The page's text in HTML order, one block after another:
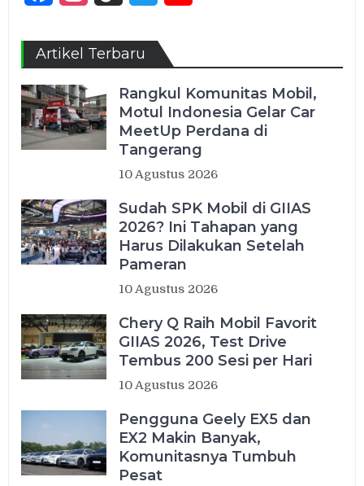
Artikel Terbaru
Rangkul Komunitas Mobil,
Motul Indonesia Gelar Car
MeetUp Perdana di
Tangerang
10 Agustus 2026
Sudah SPK Mobil di GIIAS
2026? Ini Tahapan yang
Harus Dilakukan Setelah
Pameran
10 Agustus 2026
Chery Q Raih Mobil Favorit
GIIAS 2026, Test Drive
Tembus 200 Sesi per Hari
10 Agustus 2026
Pengguna Geely EX5 dan
EX2 Makin Banyak,
Komunitasnya Tumbuh
Pesat